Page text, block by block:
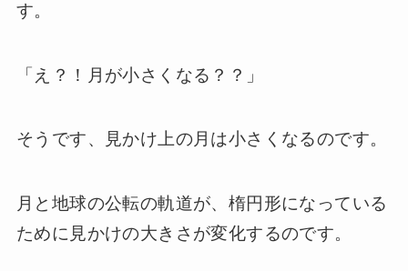
す。
「え？！月が小さくなる？？」
そうです、見かけ上の月は小さくなるのです。
月と地球の公転の軌道が、楕円形になっている
ために見かけの大きさが変化するのです。